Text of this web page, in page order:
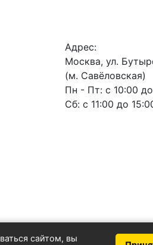
Адрес:
Москва, ул.
(м. Савёловская)
Пн - Пт: с 10:00
Сб: с 11:00 до
сайтом, вы